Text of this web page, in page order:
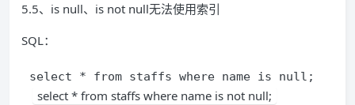
5.5、is null、is not null无法使用索引
SQL：
select * from staffs where name is null;
select * from staffs where name is not null;